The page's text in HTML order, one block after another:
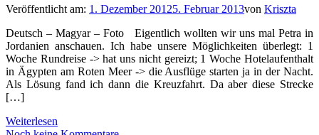
Veröffentlicht am: 1. Dezember 20125. Februar 2013von Kriszta
Deutsch – Magyar – Foto Eigentlich wollten wir uns mal Petra in
Jordanien anschauen. Ich habe unsere Möglichkeiten überlegt: 1
Woche Rundreise -> hat uns nicht gereizt; 1 Woche Hotelaufenthalt
in Ägypten am Roten Meer -> die Ausflüge starten ja in der Nacht.
Als Lösung fand ich dann die Kreuzfahrt. Da aber diese Strecke
[…]
Weiterlesen